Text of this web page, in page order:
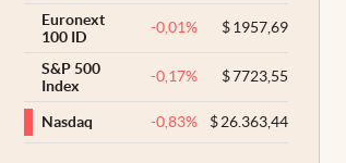
Euronext
100 ID
-0,01% $1957,69
S&P 500
Index
-0,17% $7723,55
Nasdaq -0,83% $26.363,44